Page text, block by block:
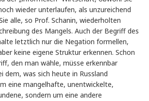
wieder unterlaufen, als unzureichend
alle, so Prof. Schanin, wiederholten
des Mangels. Auch der Begriff des
letztlich nur die Negation formellen,
keine eigene Struktur erkennen. Schon
den man wähle, müsse erkennbar
dem, was sich heute in Russland
eine mangelhafte, unentwickelte,
sondern um eine andere